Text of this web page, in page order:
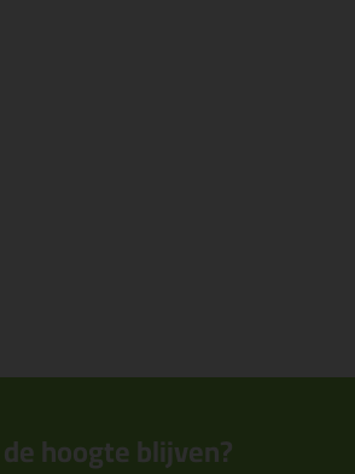
hoogte blijven?